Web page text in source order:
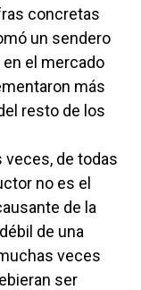
concretas
un sendero
el mercado
más
resto de los
veces, de todas
no es el
de la
de una
veces
ser